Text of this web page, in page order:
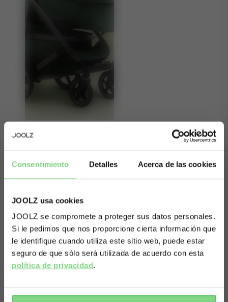
Consentimiento Detalles Acerca de las cookies
JOOLZ usa cookies
JOOLZ se compromete a proteger sus datos personales.
Si le pedimos que nos proporcione cierta información que
le identifique cuando utiliza este sitio web, puede estar
seguro de que sólo será utilizada de acuerdo con esta
política de privacidad.
Sobre el Joolz Geo5 gemelar
¿Gemelos en camino? El Joolz Geo⁵ puede con todo:
cualquier terreno, cualquier clima, con uno, dos o
hasta tres niños y un sinfín de cosas. ¡Sin problema!
Pasa por pasillos estrechos y espacios reducidos que
pensabas que nunca volverías a atravesar, mientras
ambos bebés disfrutan de su propia comodidad a
tamaño completo. Senderos embarrados, playas de
Visit this site in your own language
& country?
here
there